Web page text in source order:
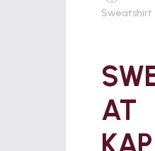
Sweatshirt
AT
KAP